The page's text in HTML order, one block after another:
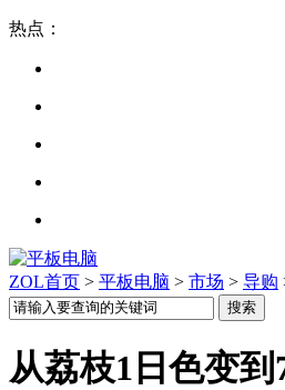
热点：
ZOL首页 > 平板电脑 > 市场 > 导购
从荔枝1日色变